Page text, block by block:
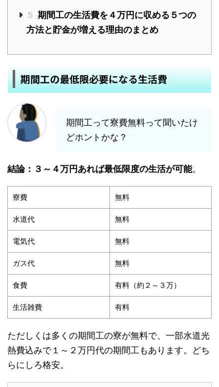
5 期間工の生活費を４万円に収める５つの
方法と貯金が増える理由のまとめ
期間工の最低限必要になる生活費
期間工って寮費無料って聞いたけ
どホントかな？
結論：３～４万円あれば最低限度の生活が可能。
寮費 無料
水道代 無料
電気代 無料
ガス代 無料
食費 有料（約２～３万）
生活雑費 有料
ただしくは多くの期間工の寮が無料で、一部水道光
熱費込みで１～２万円代の期間工もあります。どち
らにしろ格安。